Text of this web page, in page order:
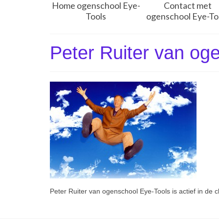
Home ogenschool Eye-
Tools
Contact met
ogenschool Eye-
Peter Ruiter van
Peter Ruiter van ogenschool Eye-Tools is actief in de